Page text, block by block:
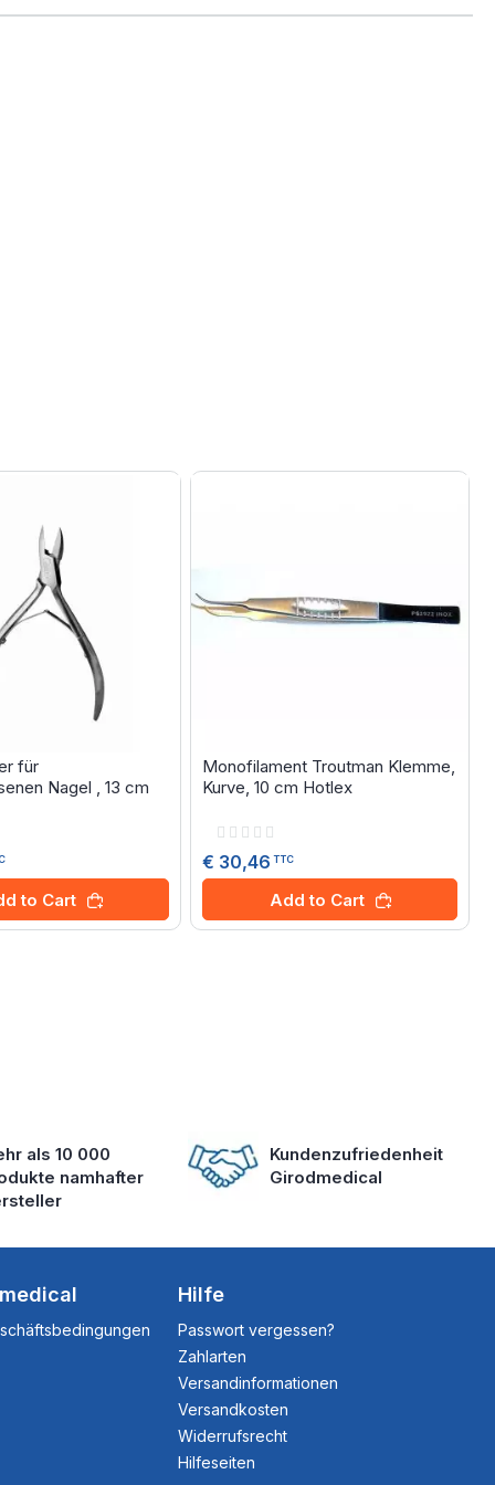
für
Nagel , 13 cm
to Cart
Monofilament Troutman Klemme,
Kurve, 10 cm Hotlex
Rating:
€ 30,46 TTC
Add to Cart
als 10 000
namhafter
Kundenzufriedenheit
Girodmedical
Hilfe
Passwort vergessen?
Zahlarten
Versandinformationen
Versandkosten
Widerrufsrecht
Hilfeseiten